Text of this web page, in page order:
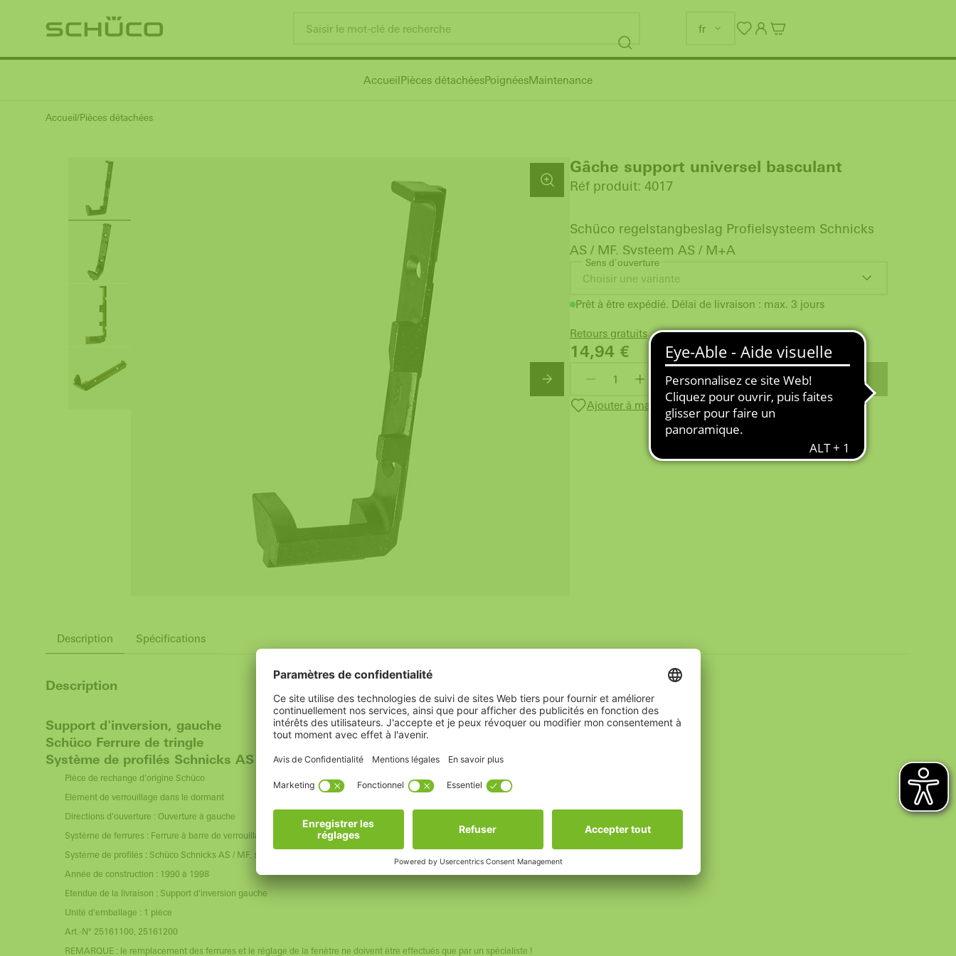
fr
AccueilPièces détachéesPoignéesMaintenance
Accueil Pièces détachées
Gâche support universel basculant
Réf produit: 4017
Schüco regelstangbeslag Profielsysteem Schnicks
AS / MF, Systeem AS / M+A
Sens d'ouverture
Choisir une variante
Prêt à être expédié. Délai de livraison : max. 3 jours
Retours gratuits
14,94 €
PANIER
Ajouter à ma wishlist
Description Spécifications
Description
Support d'inversion, gauche
Schüco Ferrure de tringle
Système de profilés Schnicks AS / MF, système AS / M+A
Pièce de rechange d'origine Schüco
Elément de verrouillage dans le dormant
Directions d'ouverture : Ouverture à gauche
Système de ferrures : Ferrure à barre de verrouillage Schüco
Système de profilés : Schüco Schnicks AS / MF, système AS / M+A
Année de construction : 1990 à 1998
Etendue de la livraison : Support d'inversion gauche
Unité d'emballage : 1 pièce
Art.-N° 25161100, 25161200
REMARQUE : le remplacement des ferrures et le réglage de la fenêtre ne doivent être effectués que par un spécialiste !